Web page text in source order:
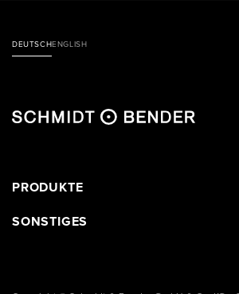
DEUTSCHENGLISH
PRODUKTE
SONSTIGES